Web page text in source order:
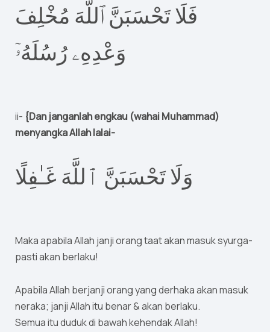
فَلَا تَحْسَبَنَّ ٱللَّهَ مُخْلِفَ
وَعْدِهِۦ رُسُلَهُۥٓ
ii- {Dan janganlah engkau (wahai Muhammad)
menyangka Allah lalai-
وَلَا تَحْسَبَنَّ ٱللَّهَ غَـٰفِلًا
Maka apabila Allah janji orang taat akan masuk syurga-
pasti akan berlaku!
Apabila Allah berjanji orang yang derhaka akan masuk
neraka; janji Allah itu benar & akan berlaku.
Semua itu duduk di bawah kehendak Allah!